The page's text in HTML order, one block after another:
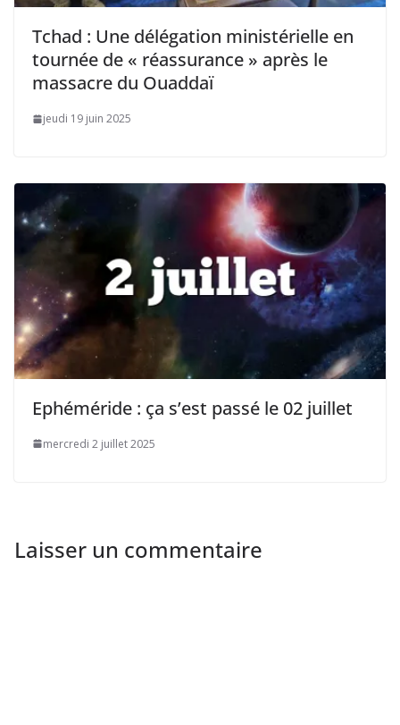
Tchad : Une délégation ministérielle en
tournée de « réassurance » après le
massacre du Ouaddaï
jeudi 19 juin 2025
Ephéméride : ça s’est passé le 02 juillet
mercredi 2 juillet 2025
Laisser un commentaire